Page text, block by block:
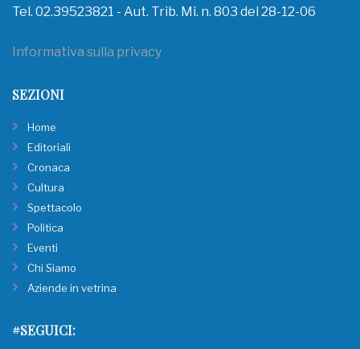
Tel. 02.39523821 - Aut. Trib. Mi. n. 803 del 28-12-06
Informativa sulla privacy
SEZIONI
Home
Editoriali
Cronaca
Cultura
Spettacolo
Politica
Eventi
Chi Siamo
Aziende in vetrina
#SEGUICI: